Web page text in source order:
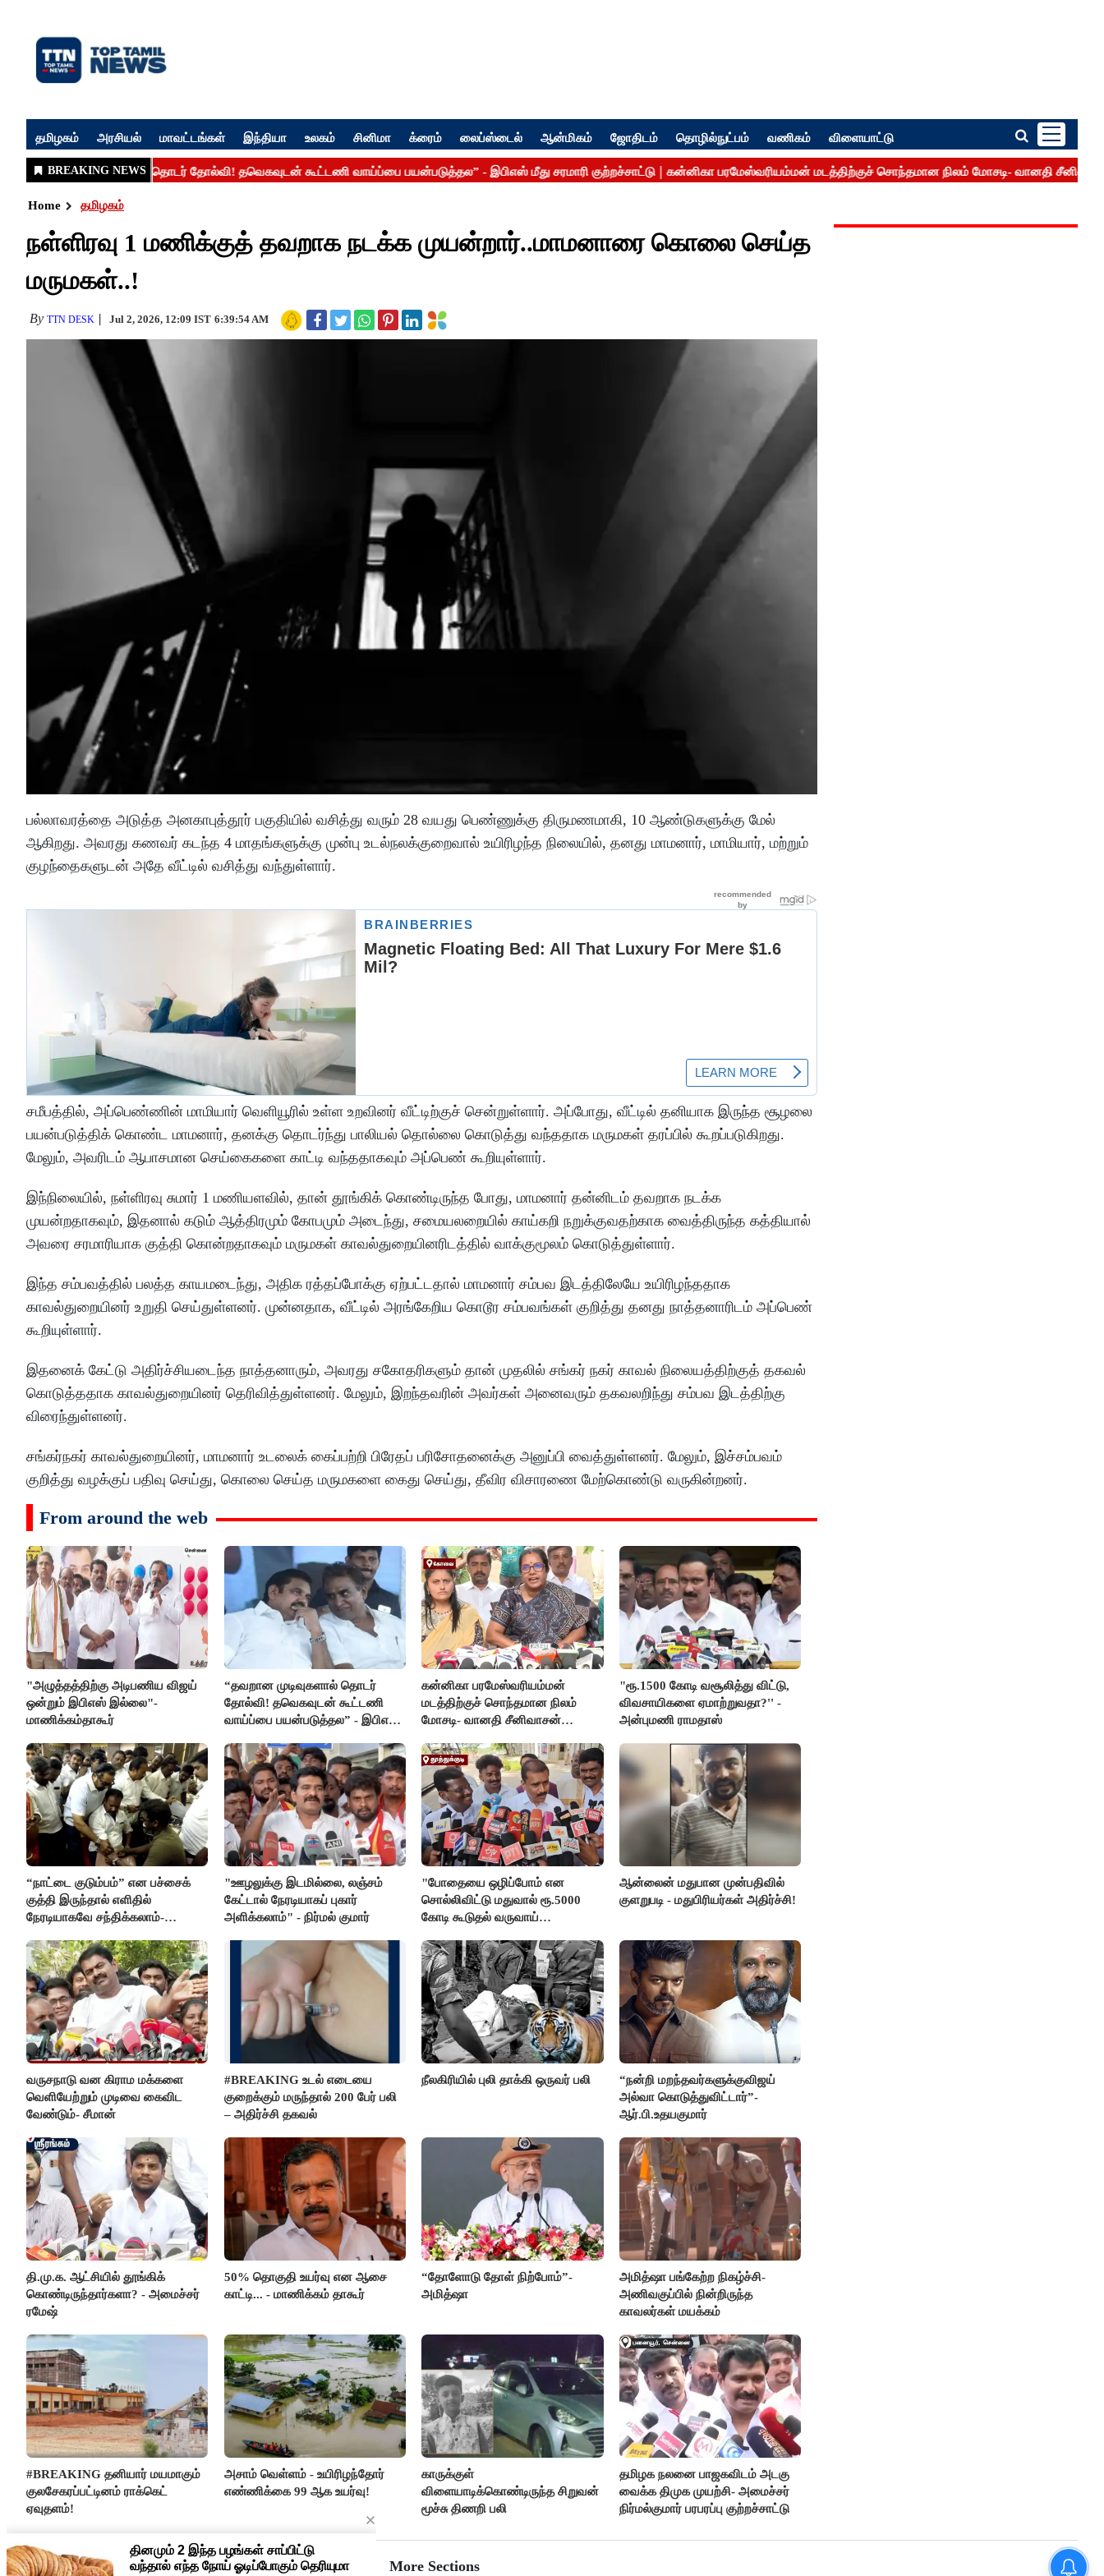
தமிழகம் அரசியல் மாவட்டங்கள் இந்தியா உலகம் சினிமா க்ரைம் லைப்ஸ்டைல் ஆன்மிகம் ஜோதிடம் தொழில்நுட்பம் வணிகம் விளையாட்டு
Home தமிழகம்
நள்ளிரவு 1 மணிக்குத் தவறாக நடக்க முயன்றார்..மாமனாரை கொலை செய்த
மருமகள்..!
By TTN DESK Jul 2, 2026, 12:09 IST 6:39:54 AM
பல்லாவரத்தை அடுத்த அனகாபுத்தூர் பகுதியில் வசித்து வரும் 28 வயது பெண்ணுக்கு திருமணமாகி, 10 ஆண்டுகளுக்கு மேல்
ஆகிறது. அவரது கணவர் கடந்த 4 மாதங்களுக்கு முன்பு உடல்நலக்குறைவால் உயிரிழந்த நிலையில், தனது மாமனார், மாமியார், மற்றும்
குழந்தைகளுடன் அதே வீட்டில் வசித்து வந்துள்ளார்.
சமீபத்தில், அப்பெண்ணின் மாமியார் வெளியூரில் உள்ள உறவினர் வீட்டிற்குச் சென்றுள்ளார். அப்போது, வீட்டில் தனியாக இருந்த சூழலை
பயன்படுத்திக் கொண்ட மாமனார், தனக்கு தொடர்ந்து பாலியல் தொல்லை கொடுத்து வந்ததாக மருமகள் தரப்பில் கூறப்படுகிறது.
மேலும், அவரிடம் ஆபாசமான செய்கைகளை காட்டி வந்ததாகவும் அப்பெண் கூறியுள்ளார்.
இந்நிலையில், நள்ளிரவு சுமார் 1 மணியளவில், தான் தூங்கிக் கொண்டிருந்த போது, மாமனார் தன்னிடம் தவறாக நடக்க
முயன்றதாகவும், இதனால் கடும் ஆத்திரமும் கோபமும் அடைந்து, சமையலறையில் காய்கறி நறுக்குவதற்காக வைத்திருந்த கத்தியால்
அவரை சரமாரியாக குத்தி கொன்றதாகவும் மருமகள் காவல்துறையினரிடத்தில் வாக்குமூலம் கொடுத்துள்ளார்.
இந்த சம்பவத்தில் பலத்த காயமடைந்து, அதிக ரத்தப்போக்கு ஏற்பட்டதால் மாமனார் சம்பவ இடத்திலேயே உயிரிழந்ததாக
காவல்துறையினர் உறுதி செய்துள்ளனர். முன்னதாக, வீட்டில் அரங்கேறிய கொடூர சம்பவங்கள் குறித்து தனது நாத்தனாரிடம் அப்பெண்
கூறியுள்ளார்.
இதனைக் கேட்டு அதிர்ச்சியடைந்த நாத்தனாரும், அவரது சகோதரிகளும் தான் முதலில் சங்கர் நகர் காவல் நிலையத்திற்குத் தகவல்
கொடுத்ததாக காவல்துறையினர் தெரிவித்துள்ளனர். மேலும், இறந்தவரின் அவர்கள் அனைவரும் ​தகவலறிந்து சம்பவ இடத்திற்கு
விரைந்துள்ளனர்.
சங்கர்நகர் காவல்துறையினர், மாமனார் உடலைக் கைப்பற்றி பிரேதப் பரிசோதனைக்கு அனுப்பி வைத்துள்ளனர். மேலும், இச்சம்பவம்
குறித்து வழக்குப் பதிவு செய்து, கொலை செய்த மருமகளை கைது செய்து, தீவிர விசாரணை மேற்கொண்டு வருகின்றனர்.
From around the web
"அழுத்தத்திற்கு அடிபணிய விஜய்
ஒன்றும் இபிஎஸ் இல்லை"-
மாணிக்கம்தாகூர்
“தவறான முடிவுகளால் தொடர்
தோல்வி! தவெகவுடன் கூட்டணி
வாய்ப்பை பயன்படுத்தல” - இபிஎஸ்
கன்னிகா பரமேஸ்வரியம்மன்
மடத்திற்குச் சொந்தமான நிலம்
மோசடி- வானதி சீனிவாசன்
"ரூ.1500 கோடி வசூலித்து விட்டு,
விவசாயிகளை ஏமாற்றுவதா?'' -
அன்புமணி ராமதாஸ்
“நாட்டை குடும்பம்” என பச்சைக்
குத்தி இருந்தால் எளிதில்
நேரடியாகவே சந்திக்கலாம்-
"ஊழலுக்கு இடமில்லை, லஞ்சம்
கேட்டால் நேரடியாகப் புகார்
அளிக்கலாம்" - நிர்மல் குமார்
"போதையை ஒழிப்போம் என
சொல்லிவிட்டு மதுவால் ரூ.5000
கோடி கூடுதல் வருவாய்
மார்க்கண்டேயன்
ஆன்லைன் மதுபான முன்பதிவில்
குளறுபடி - மதுபிரியர்கள் அதிர்ச்சி!
வருசநாடு வன கிராம மக்களை
வெளியேற்றும் முடிவை கைவிட
வேண்டும்- சீமான்
#BREAKING உடல் எடையை
குறைக்கும் மருந்தால் 200 பேர் பலி
– அதிர்ச்சி தகவல்
நீலகிரியில் புலி தாக்கி ஒருவர் பலி
“நன்றி மறந்தவர்களுக்குவிஜய்
அல்வா கொடுத்துவிட்டார்”-
ஆர்.பி.உதயகுமார்
தி.மு.க. ஆட்சியில் தூங்கிக்
கொண்டிருந்தார்களா? - அமைச்சர்
ரமேஷ்
50% தொகுதி உயர்வு என ஆசை
காட்டி... - மாணிக்கம் தாகூர்
“தோளோடு தோள் நிற்போம்”-
அமித்ஷா
அமித்ஷா பங்கேற்ற நிகழ்ச்சி-
அணிவகுப்பில் நின்றிருந்த
காவலர்கள் மயக்கம்
#BREAKING தனியார் மயமாகும்
குலசேகரப்பட்டினம் ராக்கெட்
ஏவுதளம்!
அசாம் வெள்ளம் - உயிரிழந்தோர்
எண்ணிக்கை 99 ஆக உயர்வு!
காருக்குள்
விளையாடிக்கொண்டிருந்த சிறுவன்
மூச்சு திணறி பலி
தமிழக நலனை பாஜகவிடம் அடகு
வைக்க திமுக முயற்சி- அமைச்சர்
நிர்மல்குமார் பரபரப்பு குற்றச்சாட்டு
More Sections